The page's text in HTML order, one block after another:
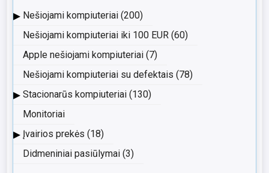
▸ Nešiojami kompiuteriai (200)
Nešiojami kompiuteriai iki 100 EUR (60)
Apple nešiojami kompiuteriai (7)
Nešiojami kompiuteriai su defektais (78)
▸ Stacionarūs kompiuteriai (130)
Monitoriai
▸ Įvairios prekės (18)
Didmeniniai pasiūlymai (3)